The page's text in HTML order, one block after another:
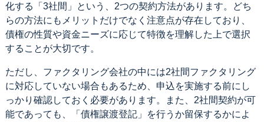
化する「3社間」という、2つの契約方法があります。どち
らの方法にもメリットだけでなく注意点が存在しており、
債権の性質や資金ニーズに応じて特徴を理解した上で選択
することが大切です。
ただし、ファクタリング会社の中には2社間ファクタリング
に対応していない場合もあるため、申込を実施する前にし
っかり確認しておく必要があります。また、2社間契約が可
能であっても、「債権譲渡登記」を行うか留保するかによ